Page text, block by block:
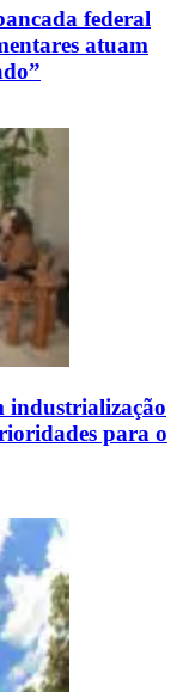
federal
atuam
industrialização
para o